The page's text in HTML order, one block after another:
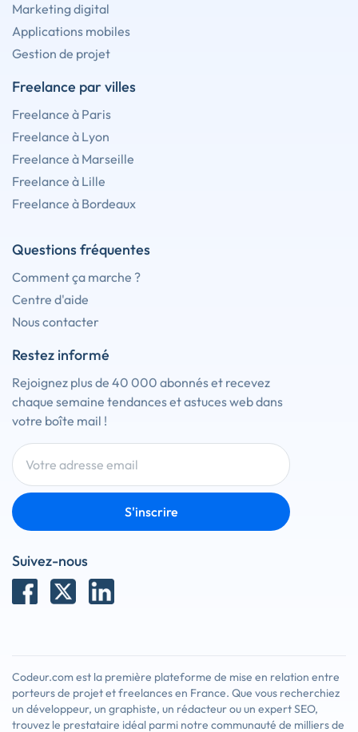
Marketing digital
Applications mobiles
Gestion de projet
Freelance par villes
Freelance à Paris
Freelance à Lyon
Freelance à Marseille
Freelance à Lille
Freelance à Bordeaux
Questions fréquentes
Comment ça marche ?
Centre d'aide
Nous contacter
Restez informé
Rejoignez plus de 40 000 abonnés et recevez
chaque semaine tendances et astuces web dans
votre boîte mail !
S'inscrire
Suivez-nous
Codeur.com est la première plateforme de mise en relation entre
porteurs de projet et freelances en France. Que vous recherchiez
un développeur, un graphiste, un rédacteur ou un expert SEO,
trouvez le prestataire idéal parmi notre communauté de milliers de